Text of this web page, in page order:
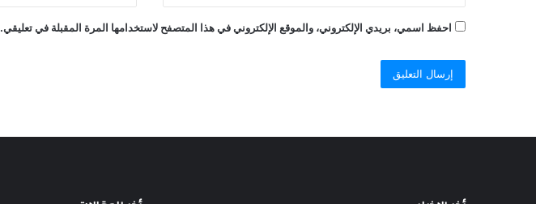
احفظ اسمي، بريدي الإلكتروني، والموقع الإلكتروني في هذا المتصفح لاستخدامها المرة المقبلة في تعليقي.